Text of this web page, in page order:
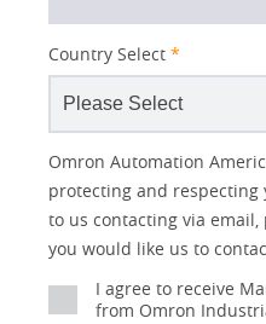
Country Select *
Lead
Detail
Opt-in
Marketing
No
Yes
Industry
Status
I
an
Job
Job
Omron Automation
protecting and respecting
to us contacting via
you would like us to
I agree to receive
from Omron